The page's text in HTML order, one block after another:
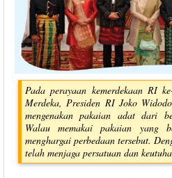
Pada perayaan kemerdekaan RI
Merdeka, Presiden RI Joko
mengenakan pakaian adat dari
Walau memakai pakaian yang
menghargai perbedaan tersebut.
telah menjaga persatuan dan